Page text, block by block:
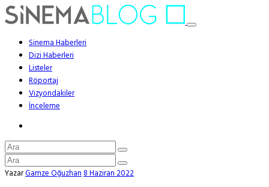
Sinema Haberleri
Dizi Haberleri
Listeler
Röportaj
Vizyondakiler
İnceleme
YazarGamze Oğuzhan8 Haziran 2022